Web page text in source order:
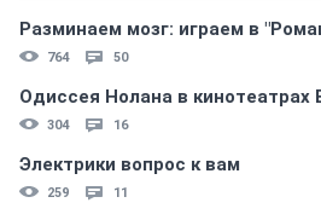
Разминаем мозг: играем в
764 50
Одиссея Нолана в кинотеатрах
304 16
Электрики вопрос к вам
259 11